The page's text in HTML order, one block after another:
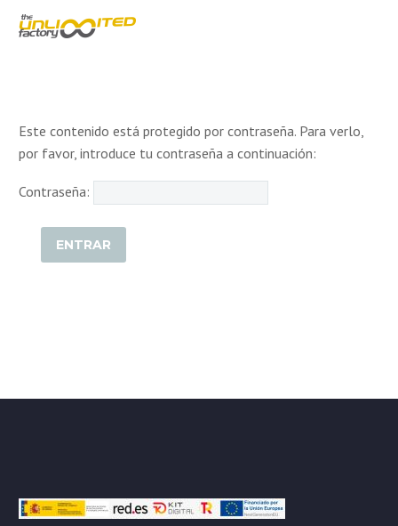
Este contenido está protegido por contraseña. Para verlo,
por favor, introduce tu contraseña a continuación:
Contraseña: